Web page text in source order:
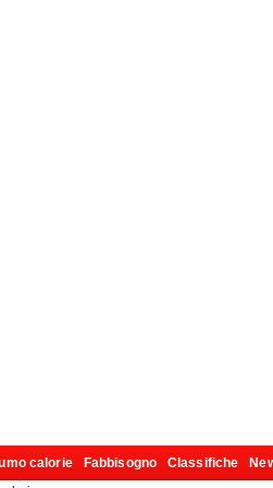
calorie Fabbisogno Classifiche